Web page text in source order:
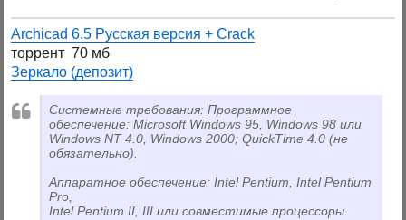
Archicad 6.5 Русская версия + Crack
торрент 70 мб
Зеркало (депозит)
Системные требования: Программное
обеспечение: Microsoft Windows 95, Windows 98 или
Windows NT 4.0, Windows 2000; QuickTime 4.0 (не
обязательно).
Аппаратное обеспечение: Intel Pentium, Intel Pentium
Pro,
Intel Pentium II, III или совместимые процессоры.